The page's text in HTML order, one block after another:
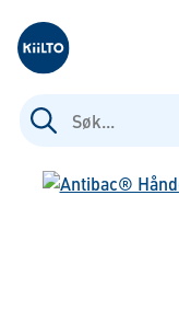
Kiilto Norway
Søk
etter: